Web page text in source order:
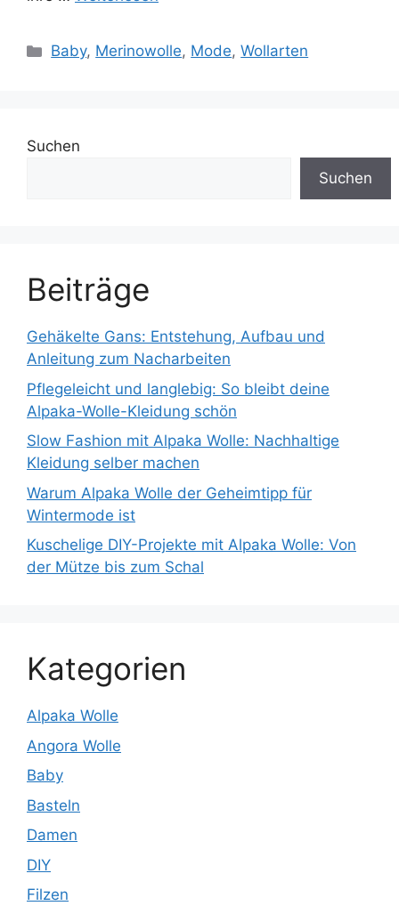
Kategorien
Baby, Merinowolle, Mode,Wollarten
Suchen
Suchen
Beiträge
Gehäkelte Gans: Entstehung, Aufbau und
Anleitung zum Nacharbeiten
Pflegeleicht und langlebig: So bleibt deine
Alpaka-Wolle-Kleidung schön
Slow Fashion mit Alpaka Wolle: Nachhaltige
Kleidung selber machen
Warum Alpaka Wolle der Geheimtipp für
Wintermode ist
Kuschelige DIY-Projekte mit Alpaka Wolle: Von
der Mütze bis zum Schal
Kategorien
Alpaka Wolle
Angora Wolle
Baby
Basteln
Damen
DIY
Filzen